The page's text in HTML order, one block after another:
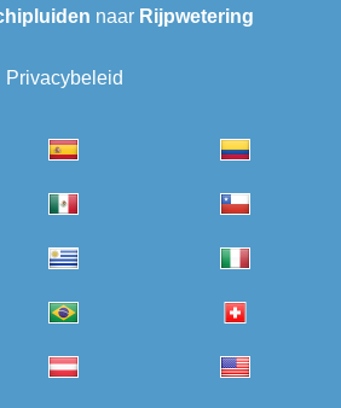
naar Rijpwetering
Privacybeleid